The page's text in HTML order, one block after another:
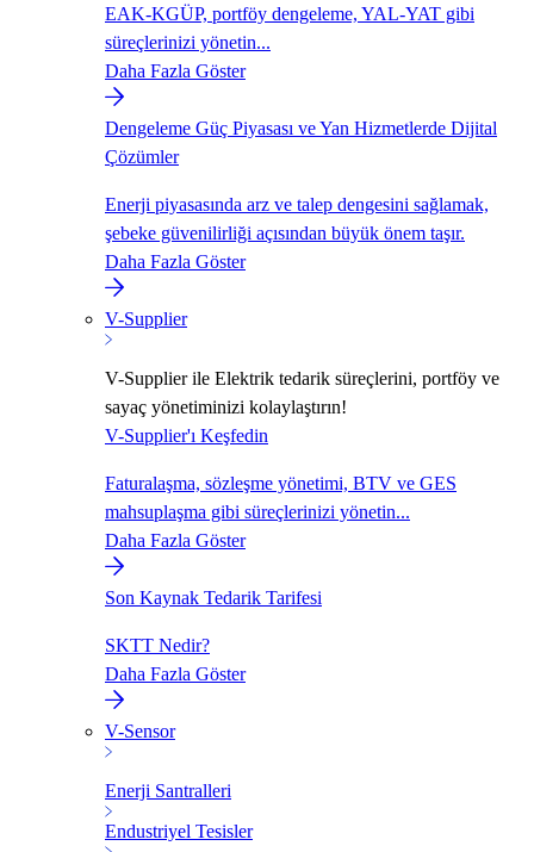
EAK-KGÜP, portföy dengeleme, YAL-YAT gibi
süreçlerinizi yönetin...
Daha Fazla Göster
Dengeleme Güç Piyasası ve Yan Hizmetlerde Dijital
Çözümler
Enerji piyasasında arz ve talep dengesini sağlamak,
şebeke güvenilirliği açısından büyük önem taşır.
Daha Fazla Göster
V-Supplier
V-Supplier ile Elektrik tedarik süreçlerini, portföy ve
sayaç yönetiminizi kolaylaştırın!
V-Supplier'ı Keşfedin
Faturalaşma, sözleşme yönetimi, BTV ve GES
mahsuplaşma gibi süreçlerinizi yönetin...
Daha Fazla Göster
Son Kaynak Tedarik Tarifesi
SKTT Nedir?
Daha Fazla Göster
V-Sensor
Enerji Santralleri
Endustriyel Tesisler